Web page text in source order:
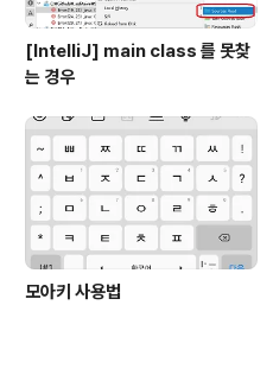
[IntelliJ] main class 를 못찾
는 경우
모아키 사용법